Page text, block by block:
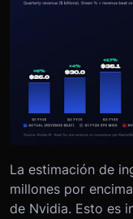
La estimación de
millones por
de Nvidia. Esto es